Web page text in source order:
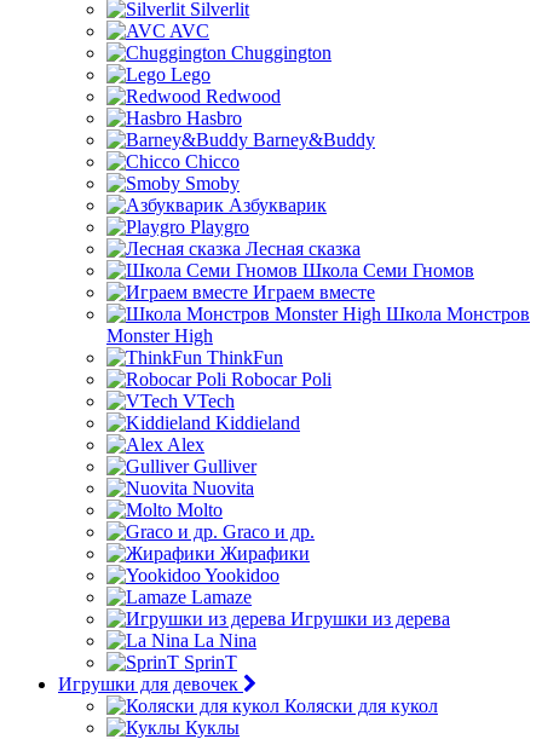
Silverlit
AVC
Chuggington
Lego
Redwood
Hasbro
Barney&Buddy
Chicco
Smoby
Азбукварик
Playgro
Лесная сказка
Школа Семи Гномов
Играем вместе
Школа Монстров
Monster High
ThinkFun
Robocar Poli
VTech
Kiddieland
Alex
Gulliver
Nuovita
Molto
Graco и др.
Жирафики
Yookidoo
Lamaze
Игрушки из дерева
La Nina
SprinT
Игрушки для девочек
Коляски для кукол
Куклы